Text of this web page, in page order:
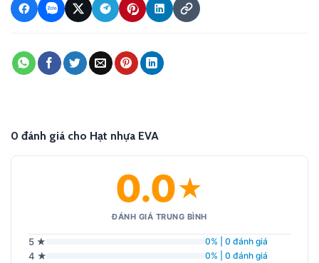
0 đánh giá cho Hạt nhựa EVA
0.0★
ĐÁNH GIÁ TRUNG BÌNH
5 ★ 0% | 0 đánh giá
4 ★ 0% | 0 đánh giá